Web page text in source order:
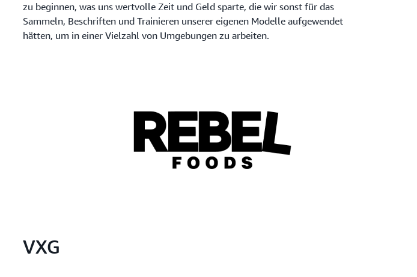
zu beginnen, was uns wertvolle Zeit und Geld sparte, die wir sonst für das
Sammeln, Beschriften und Trainieren unserer eigenen Modelle aufgewendet
hätten, um in einer Vielzahl von Umgebungen zu arbeiten.
VXG